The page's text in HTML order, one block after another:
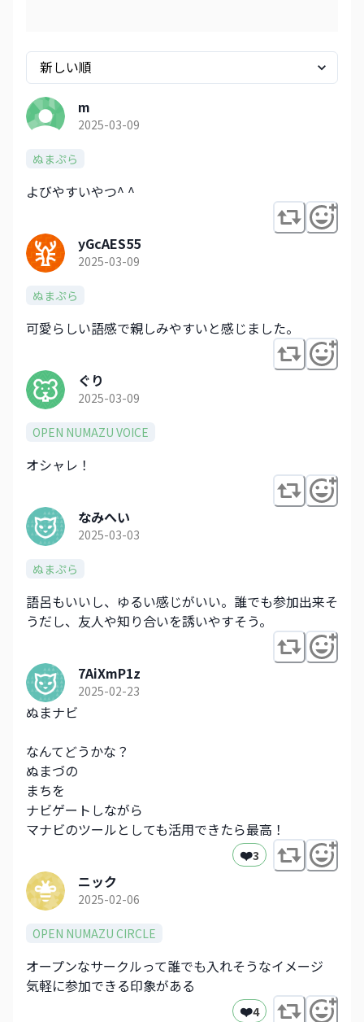
m
2025-03-09
ぬまぷら
よびやすいやつ^ ^
yGcAES55
2025-03-09
ぬまぷら
可愛らしい語感で親しみやすいと感じました。
ぐり
2025-03-09
OPEN NUMAZU VOICE
オシャレ！
なみへい
2025-03-03
ぬまぷら
語呂もいいし、ゆるい感じがいい。誰でも参加出来そ
うだし、友人や知り合いを誘いやすそう。
7AiXmP1z
2025-02-23
ぬまナビ
なんてどうかな？
ぬまづの
まちを
ナビゲートしながら
マナビのツールとしても活用できたら最高！
❤️3
ニック
2025-02-06
OPEN NUMAZU CIRCLE
オープンなサークルって誰でも入れそうなイメージ
気軽に参加できる印象がある
❤️4